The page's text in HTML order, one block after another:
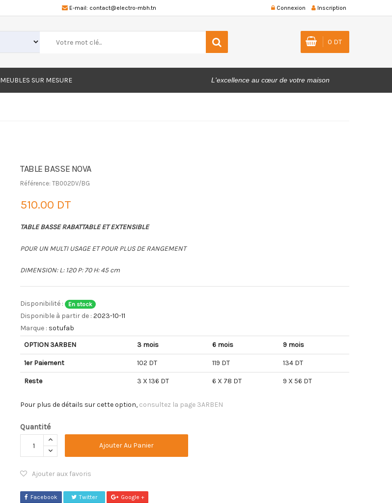
E-mail: contact@electro-mbh.tn Inscription
Connexion
0 DT
MEUBLES SUR MESURE L'excellence au cœur de votre maison
TABLE BASSE NOVA
Référence: TB002DV/BG
510.00 DT
TABLE BASSE RABATTABLE ET EXTENSIBLE
POUR UN MULTI USAGE ET POUR PLUS DE RANGEMENT
DIMENSION: L: 120 P: 70 H: 45 cm
Disponibilité : En stock
Disponible à partir de : 2023-10-11
Marque : sotufab
OPTION 3ARBEN
3 mois 6 mois 9 mois
1er Paiement 102 DT 119 DT 134 DT
Reste 3 X 136 DT 6 X 78 DT 9 X 56 DT
Pour plus de détails sur cette option, consultez la page 3ARBEN
Quantité
Ajouter Au Panier
Ajouter aux favoris
Facebook Twitter Google +